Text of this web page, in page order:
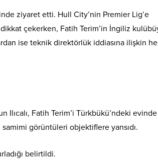
ziyaret etti. Hull City’nin Premier Lig’e
çekerken, Fatih Terim’in İngiliz
ise teknik direktörlük iddiasına ilişkin
Ilıcalı, Fatih Terim’i Türkbükü’ndeki evinde
görüntüleri objektiflere yansıdı.
belirtildi.